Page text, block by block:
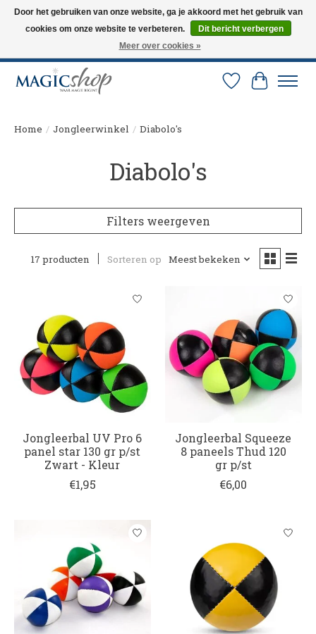
Altijd de nieuwste trucs op voorraad. Snelle verzending via PostNL en DHL.
Langskomen in onze winkel? Bel of mail om een afspraak te maken. 0251-
Verlanglijst
Home / Jongleerwinkel / Diabolo's
Diabolo's
Filters weergeven
17 producten Sorteren op Meest bekeken
Jongleerbal UV Pro 6
panel star 130 gr p/st
Zwart - Kleur
€1,95
Jongleerbal Squeeze
8 paneels Thud 120
gr p/st
€6,00
Door het gebruiken van onze website, ga je akkoord met het gebruik van
cookies om onze website te verbeteren.
Dit bericht verbergen
Meer over cookies »